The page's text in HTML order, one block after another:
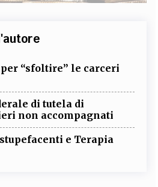
“sfoltire” le carceri
di tutela di
non accompagnati
e Terapia